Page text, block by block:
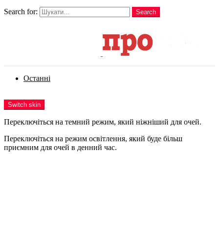
Search for:
Search
Останні
Switch skin
Переключіться на темний режим, який ніжніший для очей.
Переключіться на режим освітлення, який буде більш
приємним для очей в денний час.